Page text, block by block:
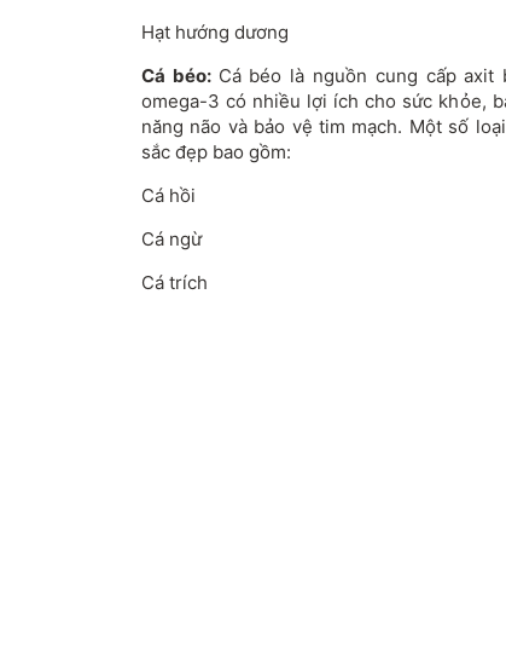
Hạt hướng dương
Cá béo: Cá béo là nguồn cung cấp
omega-3 có nhiều lợi ích cho sức khỏe,
năng não và bảo vệ tim mạch. Một số
sắc đẹp bao gồm:
Cá hồi
Cá ngừ
Cá trích